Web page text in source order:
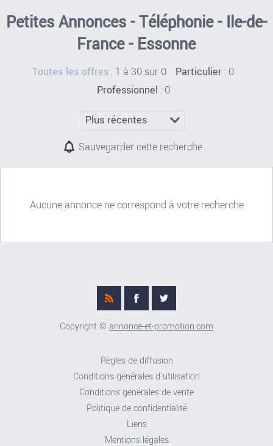
Petites Annonces - Téléphonie - Ile-de-
France - Essonne
Toutes les offres : 1 à 30 sur 0 Particulier : 0
Professionnel : 0
Sauvegarder cette recherche
Aucune annonce ne correspond à votre recherche
Copyright © annonce-et-promotion.com
Règles de diffusion
Conditions générales d'utilisation
Conditions générales de vente
Politique de confidentialité
Liens
Mentions légales